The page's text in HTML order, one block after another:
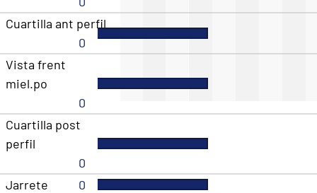
Cuartilla ant perfil
0
Vista frent
miel.po
0
Cuartilla post
perfil
0
Jarrete
0